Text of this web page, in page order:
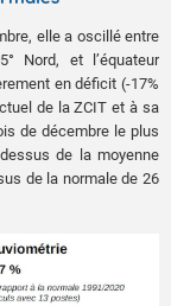
elle a oscillé entre
Nord, et l’équateur
en déficit (-17%
de la ZCIT et à sa
de décembre le plus
de la moyenne
de la normale de 26